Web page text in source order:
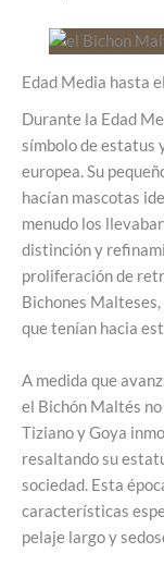
Edad Media hasta
Durante la Edad
símbolo de estatus
europea. Su
hacían mascotas
menudo los
distinción y
proliferación de
Bichones
que tenían hacia
A medida que
el Bichón Maltés
Tiziano y Goya
resaltando su
sociedad. Esta
características
pelaje largo y